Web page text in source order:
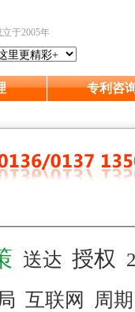
立于2005年
专利咨
送达 授权
互联网
周